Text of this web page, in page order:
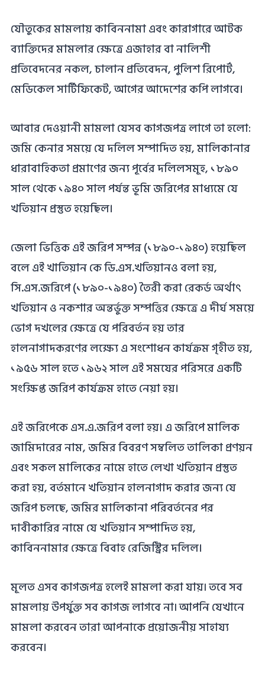
যৌতুকের মামলায় কাবিননামা এবং কারাগারে আটক
ব্যাক্তিদের মামলার ক্ষেত্রে এজাহার বা নালিশী
প্রতিবেদনের নকল, চালান প্রতিবেদন, পুলিশ রিপোর্ট,
মেডিকেল সার্টিফিকেট, আগের আদেশের কপি লাগবে।
আবার দেওয়ানী মামলা যেসব কাগজপত্র লাগে তা হলো:
জমি কেনার সময়ে যে দলিল সম্পাদিত হয়, মালিকানার
ধারাবাহিকতা প্রমাণের জন্য পূর্বের দলিলসমূহ, ১৮৯০
সাল থেকে ১৯৪০ সাল পর্যন্ত ভূমি জরিপের মাধ্যমে যে
খতিয়ান প্রস্তুত হয়েছিল।
জেলা ভিত্তিক এই জরিপ সম্পন্ন (১৮৯০-১৯৪০) হয়েছিল
বলে এই খাতিয়ান কে ডি.এস.খতিয়ানও বলা হয়,
সি.এস.জরিপে (১৮৯০-১৯৪০) তৈরী করা রেকর্ড অর্থাৎ
খতিয়ান ও নকশার অন্তর্ভুক্ত সম্পত্তির ক্ষেত্রে এ দীর্ঘ সময়ে
ভোগ দখলের ক্ষেত্রে যে পরিবর্তন হয় তার
হালনাগাদকরণের লক্ষ্যে এ সংশোধন কার্যক্রম গৃহীত হয়,
১৯৫৬ সাল হতে ১৯৬২ সাল এই সমযের পরিসরে একটি
সংক্ষিপ্ত জরিপ কার্যক্রম হাতে নেয়া হয়।
এই জরিপেকে এস.এ.জরিপ বলা হয়। এ জরিপে মালিক
জামিদারের নাম, জমির বিবরণ সম্বলিত তালিকা প্রণয়ন
এবং সকল মালিকের নামে হাতে লেখা খতিয়ান প্রস্তুত
করা হয়, বর্তমানে খতিয়ান হালনাগাদ করার জন্য যে
জরিপ চলছে, জমির মালিকানা পরিবর্তনের পর
দাবীকারির নামে যে খতিয়ান সম্পাদিত হয়,
কাবিননামার ক্ষেত্রে বিবাহ রেজিস্ট্রির দলিল।
মূলত এসব কাগজপত্র হলেই মামলা করা যায়৷ তবে সব
মামলায় উপর্যুক্ত সব কাগজ লাগবে না৷ আপনি যেখানে
মামলা করবেন তারা আপনাকে প্রয়োজনীয় সাহায্য
করবেন।